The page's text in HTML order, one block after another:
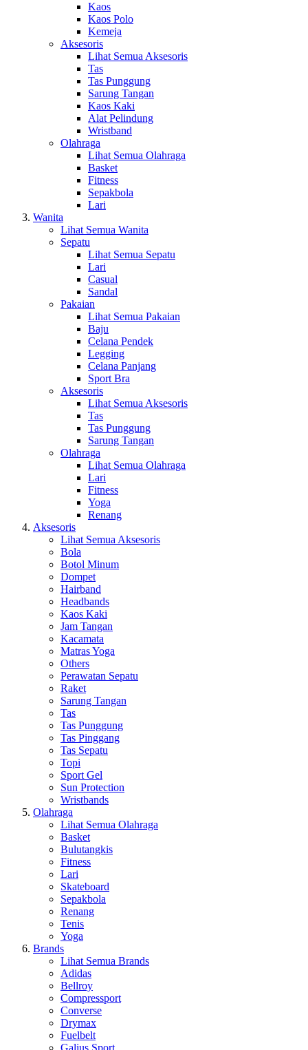
Kaos
Kaos Polo
Kemeja
Aksesoris
Lihat Semua Aksesoris
Tas
Tas Punggung
Sarung Tangan
Kaos Kaki
Alat Pelindung
Wristband
Olahraga
Lihat Semua Olahraga
Basket
Fitness
Sepakbola
Lari
Wanita
Lihat Semua Wanita
Sepatu
Lihat Semua Sepatu
Lari
Casual
Sandal
Pakaian
Lihat Semua Pakaian
Baju
Celana Pendek
Legging
Celana Panjang
Sport Bra
Aksesoris
Lihat Semua Aksesoris
Tas
Tas Punggung
Sarung Tangan
Olahraga
Lihat Semua Olahraga
Lari
Fitness
Yoga
Renang
Aksesoris
Lihat Semua Aksesoris
Bola
Botol Minum
Dompet
Hairband
Headbands
Kaos Kaki
Jam Tangan
Kacamata
Matras Yoga
Others
Perawatan Sepatu
Raket
Sarung Tangan
Tas
Tas Punggung
Tas Pinggang
Tas Sepatu
Topi
Sport Gel
Sun Protection
Wristbands
Olahraga
Lihat Semua Olahraga
Basket
Bulutangkis
Fitness
Lari
Skateboard
Sepakbola
Renang
Tenis
Yoga
Brands
Lihat Semua Brands
Adidas
Bellroy
Compressport
Converse
Drymax
Fuelbelt
Galius Sport